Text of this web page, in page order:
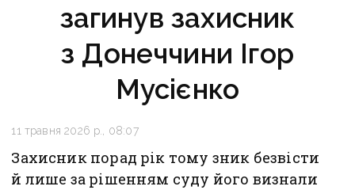
загинув захисник
з Донеччини Ігор
Мусієнко
11 травня 2026 р., 08:07
Захисник порад рік тому зник безвісти
й лише за рішенням суду його визнали